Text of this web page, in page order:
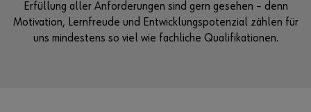
Erfüllung aller Anforderungen sind gern gesehen – denn
Motivation, Lernfreude und Entwicklungspotenzial zählen für
uns mindestens so viel wie fachliche Qualifikationen.